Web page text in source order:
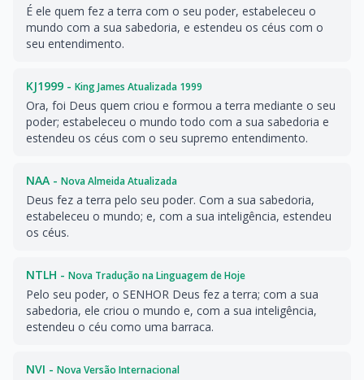
É ele quem fez a terra com o seu poder, estabeleceu o
mundo com a sua sabedoria, e estendeu os céus com o
seu entendimento.
KJ1999 - King James Atualizada 1999
Ora, foi Deus quem criou e formou a terra mediante o seu
poder; estabeleceu o mundo todo com a sua sabedoria e
estendeu os céus com o seu supremo entendimento.
NAA - Nova Almeida Atualizada
Deus fez a terra pelo seu poder. Com a sua sabedoria,
estabeleceu o mundo; e, com a sua inteligência, estendeu
os céus.
NTLH - Nova Tradução na Linguagem de Hoje
Pelo seu poder, o SENHOR Deus fez a terra; com a sua
sabedoria, ele criou o mundo e, com a sua inteligência,
estendeu o céu como uma barraca.
NVI - Nova Versão Internacional